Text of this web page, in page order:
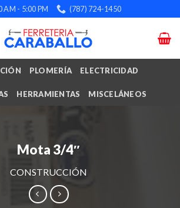
AM - 5:00 PM (787) 724-1450
PLOMERÍA ELECTRICIDAD
HERRAMIENTAS MISCELÁNEOS
Mota 3/4″
CONSTRUCCIÓN